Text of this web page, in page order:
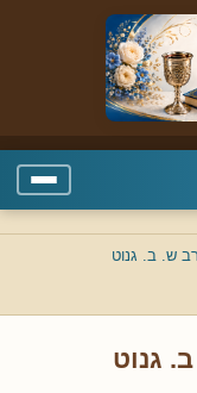
ש. ב. גנוט
גנוט